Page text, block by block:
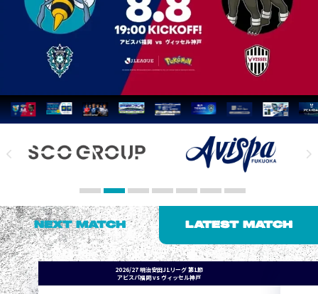
NEXT MATCH LATEST MATCH
2026/27 明治安田J1リーグ 第1節
アビスパ福岡 vs ヴィッセル神戸